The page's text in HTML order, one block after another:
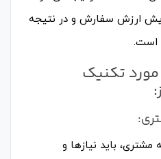
ارزش سفارش و در نتیجه
است.
تکنیک
مشتری، باید نیازها و